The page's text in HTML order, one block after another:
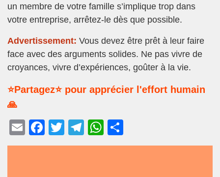
un membre de votre famille s’implique trop dans
votre entreprise, arrêtez-le dès que possible.
Advertissement: Vous devez être prêt à leur faire
face avec des arguments solides. Ne pas vivre de
croyances, vivre d’expériences, goûter à la vie.
⭐Partagez⭐ pour apprécier l'effort humain
🙏
E
m
F
a
T
wi
T
el
W
h
ar